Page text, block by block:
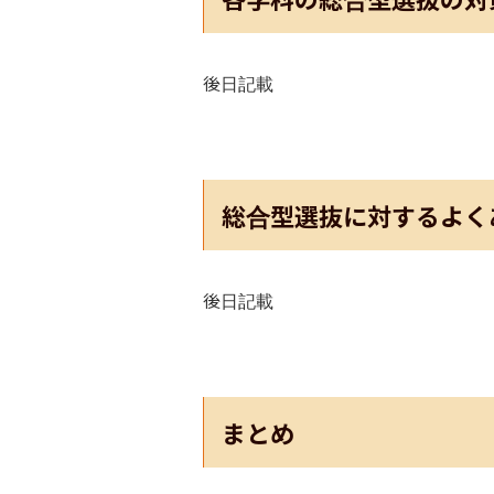
後日記載
総合型選抜に対するよ
後日記載
まとめ